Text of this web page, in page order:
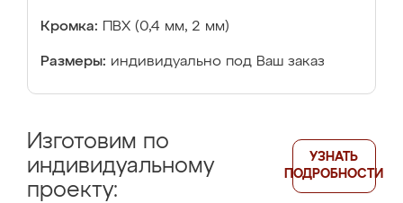
Кромка: ПВХ (0,4 мм, 2 мм)
Размеры: индивидуально под Ваш заказ
Изготовим по
индивидуальному
проекту:
УЗНАТЬ
ПОДРОБНОСТИ